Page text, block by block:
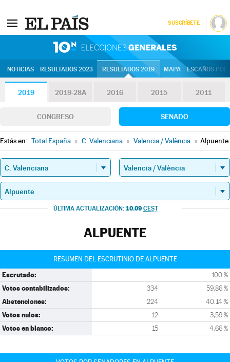
SUSCRÍBETE
NOTICIAS RESULTADOS 2023 RESULTADOS 2019 MAPA ESCAÑOS
2019 2019-28A 2016 2015 2011
CONGRESO SENADO
Estás en: Total España » C. Valenciana » Valencia / València » Alpuente
ÚLTIMA ACTUALIZACIÓN: 10.09 CEST
ALPUENTE
RESUMEN DEL ESCRUTINIO DE ALPUENTE
Escrutado: 100 %
Votos contabilizados: 334 59,86 %
Abstenciones: 224 40,14 %
Votos nulos: 12 3,59 %
Votos en blanco: 15 4,66 %